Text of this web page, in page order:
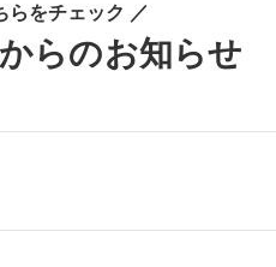
らをチェック ／
らのお知らせ